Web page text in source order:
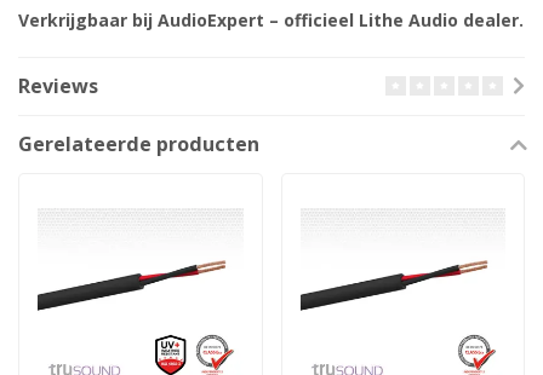
Verkrijgbaar bij AudioExpert – officieel Lithe Audio dealer.
Reviews
Gerelateerde producten